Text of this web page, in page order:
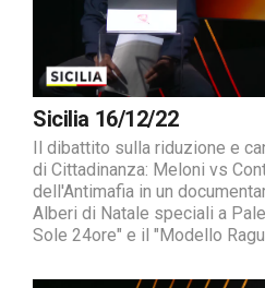
Sicilia 16/12/22
Il dibattito sulla riduzione e
di Cittadinanza: Meloni vs
dell'Antimafia in un
Alberi di Natale speciali a
Sole 24ore" e il "Modello